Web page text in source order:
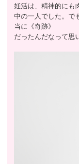
妊活は、精神的にも
中の一人でした。で
当に《奇跡》
だったんだなって思